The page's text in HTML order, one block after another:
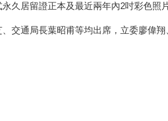
久居留證正本及最近兩年內2吋彩色照
交通局長葉昭甫等均出席，立委廖偉翔